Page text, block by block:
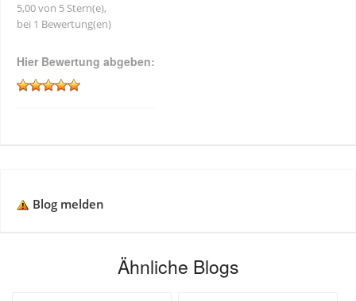
5,00 von 5 Stern(e),
bei 1 Bewertung(en)
Hier Bewertung abgeben:
Blog melden
Ähnliche Blogs